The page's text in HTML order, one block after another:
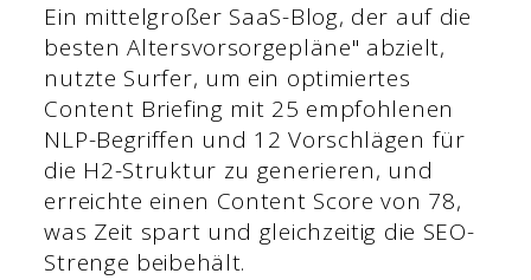
Ein mittelgroßer SaaS-Blog, der auf die
besten Altersvorsorgepläne" abzielt,
nutzte Surfer, um ein optimiertes
Content Briefing mit 25 empfohlenen
NLP-Begriffen und 12 Vorschlägen für
die H2-Struktur zu generieren, und
erreichte einen Content Score von 78,
was Zeit spart und gleichzeitig die SEO-
Strenge beibehält.